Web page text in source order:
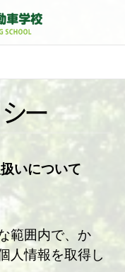
シー
いについて
範囲内で、か
人情報を取得し